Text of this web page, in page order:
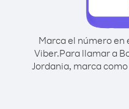
Marca el número en
Viber.Para llamar a
Jordania, marca